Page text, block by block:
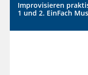
Improvisieren
1 und 2. EinFach